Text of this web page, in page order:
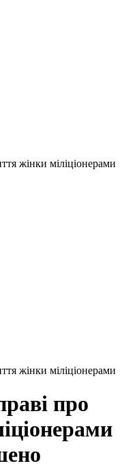
жінки міліціонерами
жінки міліціонерами
про